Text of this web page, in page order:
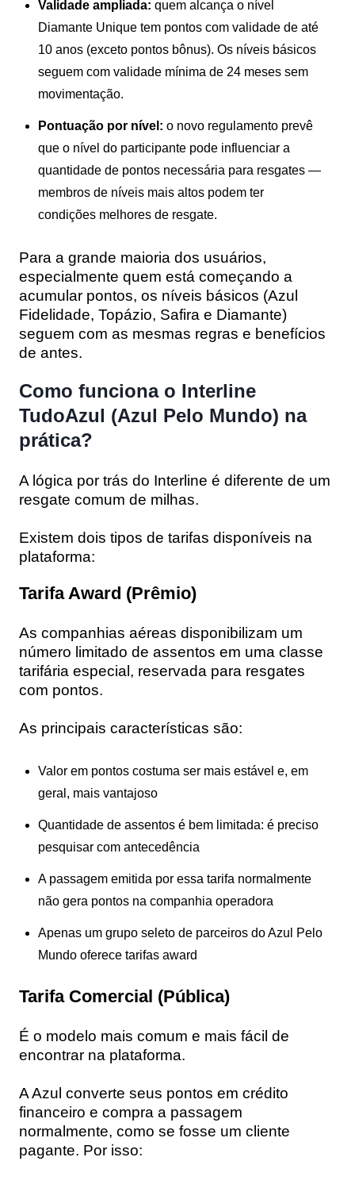
Validade ampliada: quem alcança o nível
Diamante Unique tem pontos com validade de até
10 anos (exceto pontos bônus). Os níveis básicos
seguem com validade mínima de 24 meses sem
movimentação.
Pontuação por nível: o novo regulamento prevê
que o nível do participante pode influenciar a
quantidade de pontos necessária para resgates —
membros de níveis mais altos podem ter
condições melhores de resgate.
Para a grande maioria dos usuários,
especialmente quem está começando a
acumular pontos, os níveis básicos (Azul
Fidelidade, Topázio, Safira e Diamante)
seguem com as mesmas regras e benefícios
de antes.
Como funciona o Interline
TudoAzul (Azul Pelo Mundo) na
prática?
A lógica por trás do Interline é diferente de um
resgate comum de milhas.
Existem dois tipos de tarifas disponíveis na
plataforma:
Tarifa Award (Prêmio)
As companhias aéreas disponibilizam um
número limitado de assentos em uma classe
tarifária especial, reservada para resgates
com pontos.
As principais características são:
Valor em pontos costuma ser mais estável e, em
geral, mais vantajoso
Quantidade de assentos é bem limitada: é preciso
pesquisar com antecedência
A passagem emitida por essa tarifa normalmente
não gera pontos na companhia operadora
Apenas um grupo seleto de parceiros do Azul Pelo
Mundo oferece tarifas award
Tarifa Comercial (Pública)
É o modelo mais comum e mais fácil de
encontrar na plataforma.
A Azul converte seus pontos em crédito
financeiro e compra a passagem
normalmente, como se fosse um cliente
pagante. Por isso: